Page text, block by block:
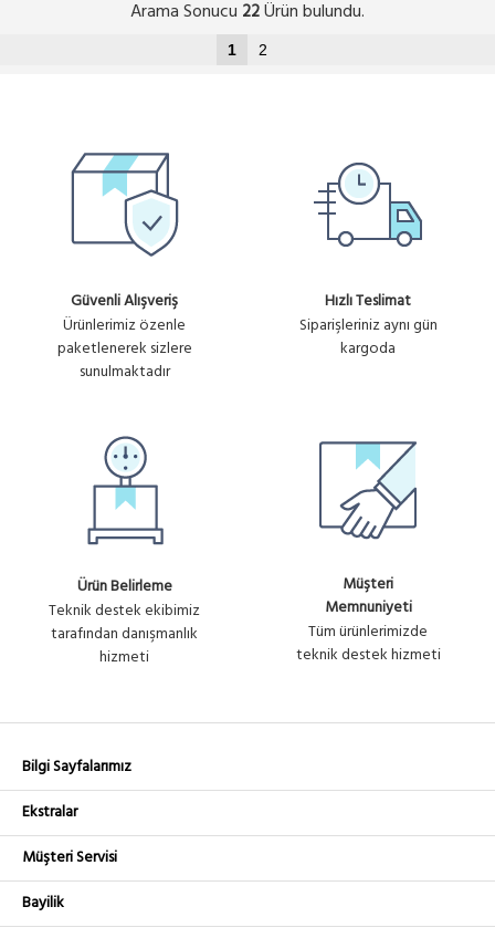
Arama Sonucu 22Ürün bulundu.
1 2
Güvenli Alışveriş
Ürünlerimiz özenle
paketlenerek sizlere
sunulmaktadır
Hızlı Teslimat
Siparişleriniz aynı gün
kargoda
Ürün Belirleme
Teknik destek ekibimiz
tarafından danışmanlık
hizmeti
Müşteri
Memnuniyeti
Tüm ürünlerimizde
teknik destek hizmeti
Bilgi Sayfalarımız
Ekstralar
Müşteri Servisi
Bayilik